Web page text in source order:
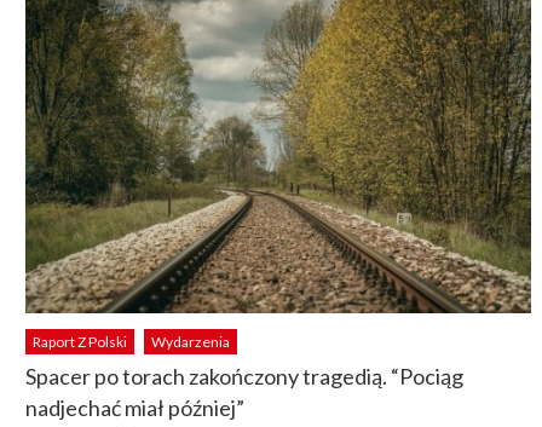
Raport Z Polski Wydarzenia
Spacer po torach zakończony tragedią. “Pociąg
nadjechać miał później”